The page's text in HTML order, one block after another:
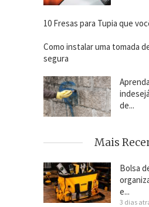
10 Fresas para Tupia que
Como instalar uma tomada
segura
de...
Mais
Bolsa
e...
3 dias